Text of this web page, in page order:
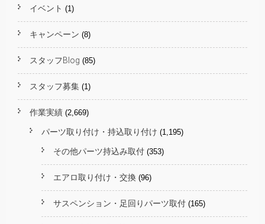
イベント (1)
キャンペーン (8)
スタッフBlog (85)
スタッフ募集 (1)
作業実績 (2,669)
パーツ取り付け・持込取り付け (1,195)
その他パーツ持込み取付 (353)
エアロ取り付け・交換 (96)
サスペンション・足回りパーツ取付 (165)